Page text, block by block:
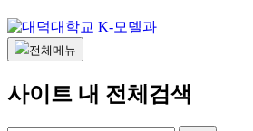
전체메뉴
사이트 내 전체검색